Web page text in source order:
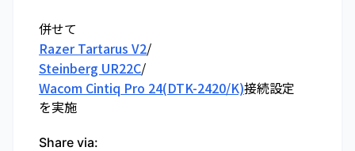
併せて
Razer Tartarus V2/
Steinberg UR22C/
Wacom Cintiq Pro 24(DTK-2420/K)接続設定
を実施
Share via: